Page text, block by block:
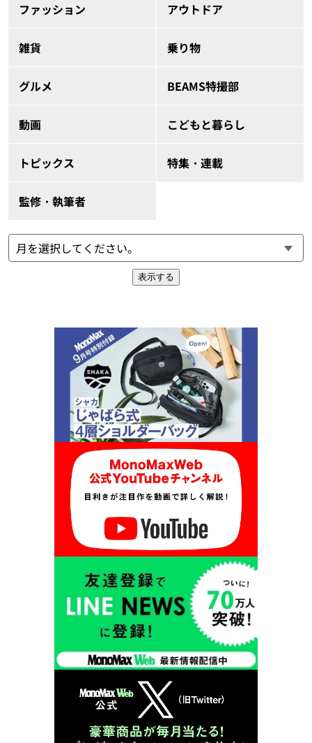
ファッション アウトドア
雑貨 乗り物
グルメ BEAMS特撮部
動画 こどもと暮らし
トピックス 特集・連載
監修・執筆者
表示する